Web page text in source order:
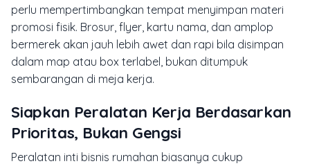
perlu mempertimbangkan tempat menyimpan materi
promosi fisik. Brosur, flyer, kartu nama, dan amplop
bermerek akan jauh lebih awet dan rapi bila disimpan
dalam map atau box terlabel, bukan ditumpuk
sembarangan di meja kerja.
Siapkan Peralatan Kerja Berdasarkan
Prioritas, Bukan Gengsi
Peralatan inti bisnis rumahan biasanya cukup